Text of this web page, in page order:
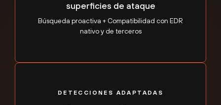
superficies de ataque
Búsqueda proactiva + Compatibilidad con EDR
nativo y de terceros
DETECCIONES ADAPTADAS